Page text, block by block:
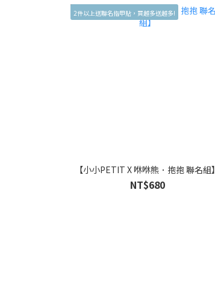
2件以上送聯名指甲貼，買越多送越多!
【小小PETIT X 咻咻熊．抱抱 聯名組】
NT$680